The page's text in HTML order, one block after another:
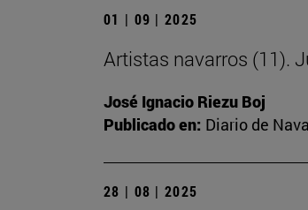
01 | 09 | 2025
Artistas navarros (11).
José Ignacio Riezu Boj
Publicado en: Diario de
28 | 08 | 2025